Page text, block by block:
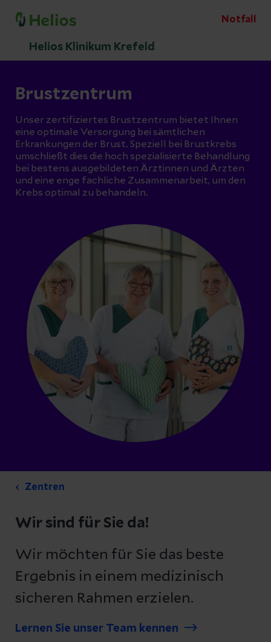
Notfall
Helios Klinikum Krefeld
Brustzentrum
Unser zertifiziertes Brustzentrum bietet Ihnen
eine optimale Versorgung bei sämtlichen
Erkrankungen der Brust. Speziell bei Brustkrebs
umschließt dies die hoch spezialisierte Behandlung
bei bestens ausgebildeten Ärztinnen und Ärzten
und eine enge fachliche Zusammenarbeit, um den
Krebs optimal zu behandeln.
Zentren
Wir sind für Sie da!
Wir möchten für Sie das beste
Ergebnis in einem medizinisch
sicheren Rahmen erzielen.
Lernen Sie unser Team kennen